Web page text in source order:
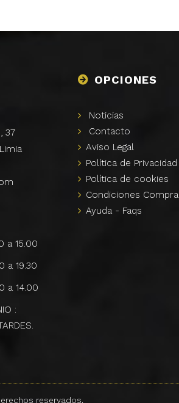
37
a 15.00
14.00
:
OPCIONES
Noticias
Contacto
Aviso Legal
Polí­tica de Privacidad
Polí­tica de cookies
Condiciones Compra
Ayuda - Faqs
reservados.